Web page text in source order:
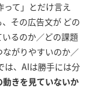
て」とだけ言え
その広告文が どの
るのか／どの課題
がりやすいのか／
、AIは勝手には分
きを見ていないか